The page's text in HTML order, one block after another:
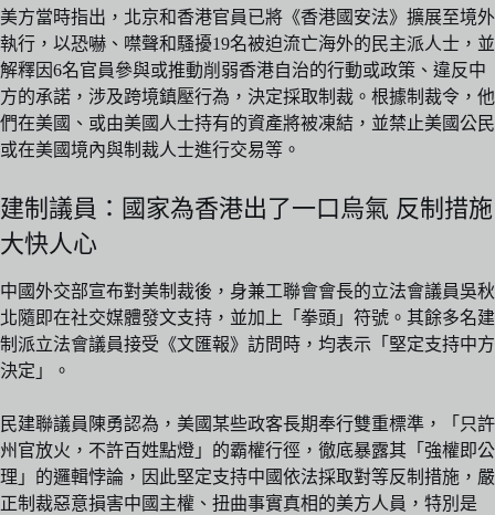
美方當時指出，北京和香港官員已將《香港國安法》擴展至境外
執行，以恐嚇、噤聲和騷擾19名被迫流亡海外的民主派人士，並
解釋因6名官員參與或推動削弱香港自治的行動或政策、違反中
方的承諾，涉及跨境鎮壓行為，決定採取制裁。根據制裁令，他
們在美國、或由美國人士持有的資產將被凍結，並禁止美國公民
或在美國境內與制裁人士進行交易等。
建制議員：國家為香港出了一口烏氣 反制措施
大快人心
中國外交部宣布對美制裁後，身兼工聯會會長的立法會議員吳秋
北隨即在社交媒體發文支持，並加上「拳頭」符號。其餘多名建
制派立法會議員接受《文匯報》訪問時，均表示「堅定支持中方
決定」。
民建聯議員陳勇認為，美國某些政客長期奉行雙重標準，「只許
州官放火，不許百姓點燈」的霸權行徑，徹底暴露其「強權即公
理」的邏輯悖論，因此堅定支持中國依法採取對等反制措施，嚴
正制裁惡意損害中國主權、扭曲事實真相的美方人員，特別是